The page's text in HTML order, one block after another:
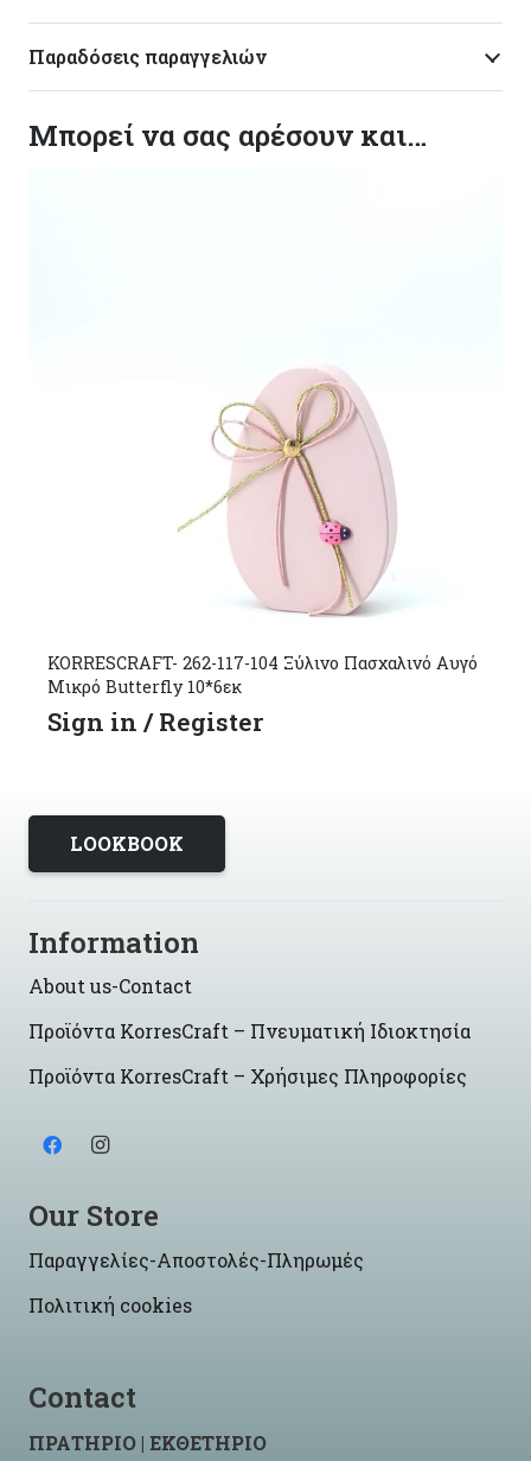
Παραδόσεις παραγγελιών
Μπορεί να σας αρέσουν και…
KORRESCRAFT- 262-117-104 Ξύλινο Πασχαλινό Αυγό
Μικρό Butterfly 10*6εκ
Sign in / Register
LOOKBOOK
Information
About us-Contact
Προϊόντα KorresCraft – Πνευματική Ιδιοκτησία
Προϊόντα KorresCraft – Χρήσιμες Πληροφορίες
Our Store
Παραγγελίες-Αποστολές-Πληρωμές
Πολιτική cookies
Contact
ΠΡΑΤΗΡΙΟ | ΕΚΘΕΤΗΡΙΟ